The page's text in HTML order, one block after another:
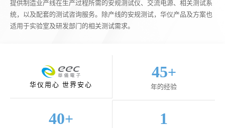
提供制造业产线在生产过程所需的安规测试仪、交流电源、相关测试系
统，以及配套的测试咨询服务。除产线的安规测试，华仪产品及方案也
适用于实验室及研发部门的相关测试需求。
华仪用心 世界安心
45+
年的经验
40+ 1